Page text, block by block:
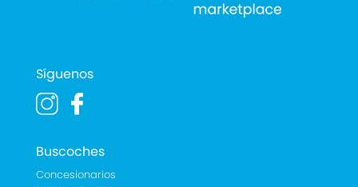
Síguenos
Buscoches
Concesionarios